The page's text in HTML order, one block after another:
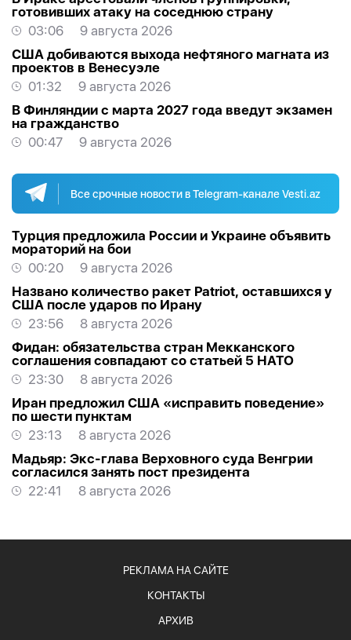
готовивших атаку на соседнюю страну
03:06
9 августа 2026
США добиваются выхода нефтяного магната из
проектов в Венесуэле
01:32
9 августа 2026
В Финляндии с марта 2027 года введут экзамен
на гражданство
00:47
9 августа 2026
Все срочные новости в Telegram-канале Vesti.az
Турция предложила России и Украине объявить
мораторий на бои
00:20
9 августа 2026
Названо количество ракет Patriot, оставшихся у
США после ударов по Ирану
23:56
8 августа 2026
Фидан: обязательства стран Мекканского
соглашения совпадают со статьей 5 НАТО
23:30
8 августа 2026
Иран предложил США «исправить поведение»
по шести пунктам
23:13
8 августа 2026
Мадьяр: Экс-глава Верховного суда Венгрии
согласился занять пост президента
22:41
8 августа 2026
РЕКЛАМА НА САЙТЕ
КОНТАКТЫ
АРХИВ